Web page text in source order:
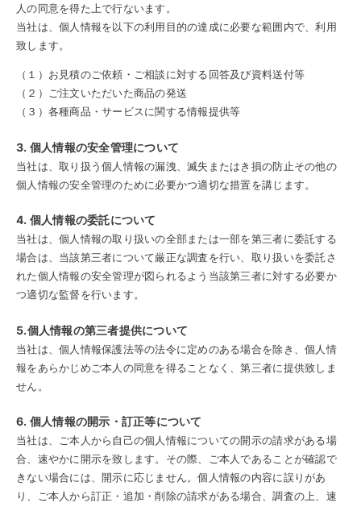
人の同意を得た上で行ないます。
当社は、個人情報を以下の利用目的の達成に必要な範囲内で、利用
致します。
（１）お見積のご依頼・ご相談に対する回答及び資料送付等
（２）ご注文いただいた商品の発送
（３）各種商品・サービスに関する情報提供等
3. 個人情報の安全管理について
当社は、取り扱う個人情報の漏洩、滅失またはき損の防止その他の
個人情報の安全管理のために必要かつ適切な措置を講じます。
4. 個人情報の委託について
当社は、個人情報の取り扱いの全部または一部を第三者に委託する
場合は、当該第三者について厳正な調査を行い、取り扱いを委託さ
れた個人情報の安全管理が図られるよう当該第三者に対する必要か
つ適切な監督を行います。
5.個人情報の第三者提供について
当社は、個人情報保護法等の法令に定めのある場合を除き、個人情
報をあらかじめご本人の同意を得ることなく、第三者に提供致しま
せん。
6. 個人情報の開示・訂正等について
当社は、ご本人から自己の個人情報についての開示の請求がある場
合、速やかに開示を致します。その際、ご本人であることが確認で
きない場合には、開示に応じません。個人情報の内容に誤りがあ
り、ご本人から訂正・追加・削除の請求がある場合、調査の上、速